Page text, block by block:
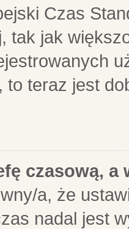
Czas
tak jak
to teraz jest
czasową,
a, że
nadal jest